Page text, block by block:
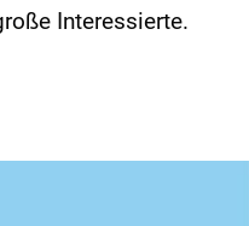
Interessierte.